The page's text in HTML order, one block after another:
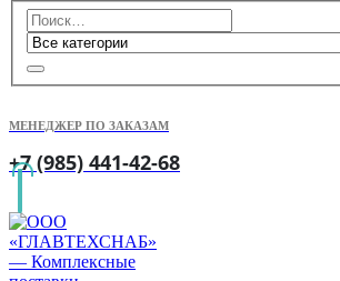
МЕНЕДЖЕР ПО ЗАКАЗАМ
+7 (985) 441-42-68